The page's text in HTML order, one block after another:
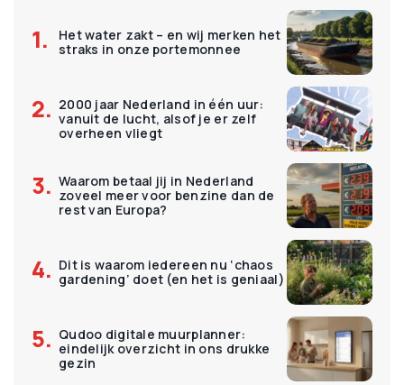
Het water zakt – en wij merken het
straks in onze portemonnee
2000 jaar Nederland in één uur:
vanuit de lucht, alsof je er zelf
overheen vliegt
Waarom betaal jij in Nederland
zoveel meer voor benzine dan de
rest van Europa?
Dit is waarom iedereen nu ‘chaos
gardening’ doet (en het is geniaal)
Qudoo digitale muurplanner:
eindelijk overzicht in ons drukke
gezin